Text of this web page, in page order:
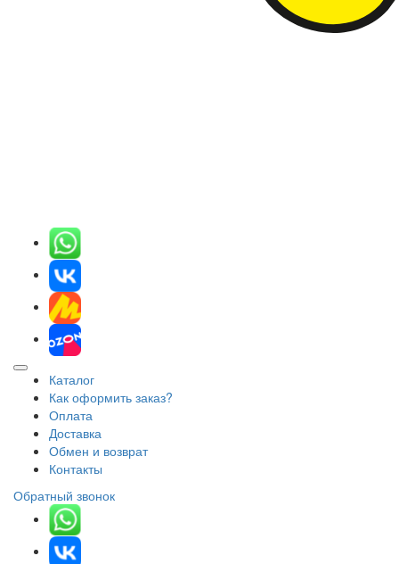
Каталог
Как оформить заказ?
Оплата
Доставка
Обмен и возврат
Контакты
Обратный звонок